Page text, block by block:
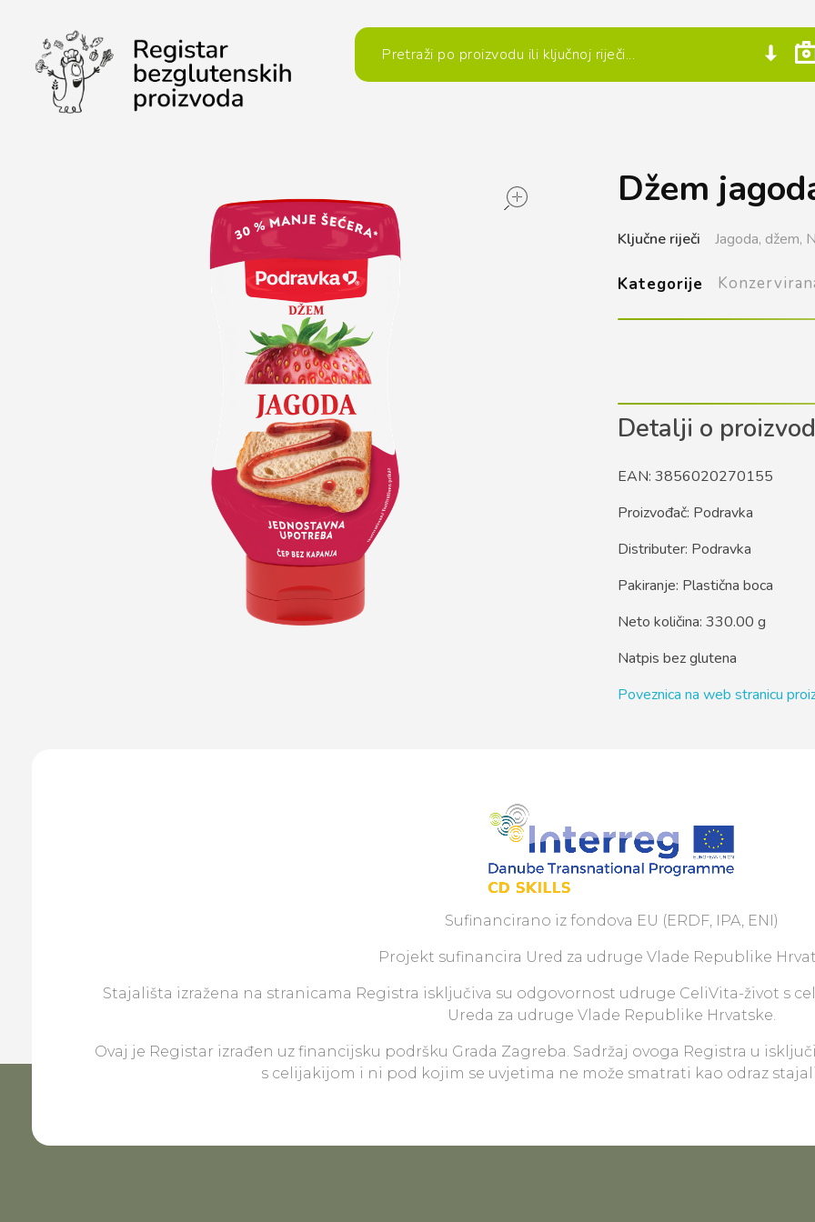
Džem
Ključne riječi Jagoda, džem,
Kategorije
Detalji o
EAN: 3856020270155
Proizvođač: Podravka
Distributer: Podravka
Pakiranje: Plastična boca
Neto količina: 330.00 g
Natpis bez glutena
Poveznica na web stranicu
Sufinancirano iz fondova EU (ERDF, IPA, ENI)
Projekt sufinancira Ured za udruge Vlade Republike
Stajališta izražena na stranicama Registra isključiva su odgovornost udruge CeliVita-život s
Ureda za udruge Vlade Republike Hrvatske.
Ovaj je Registar izrađen uz financijsku podršku Grada Zagreba. Sadržaj ovoga Registra u
s celijakijom i ni pod kojim se uvjetima ne može smatrati kao odraz